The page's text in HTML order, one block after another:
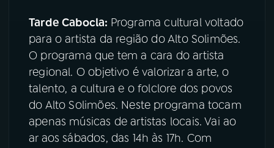
Tarde Cabocla: Programa cultural voltado
para o artista da região do Alto Solimões.
O programa que tem a cara do artista
regional. O objetivo é valorizar a arte, o
talento, a cultura e o folclore dos povos
do Alto Solimões. Neste programa tocam
apenas músicas de artistas locais. Vai ao
ar aos sábados, das 14h às 17h. Com